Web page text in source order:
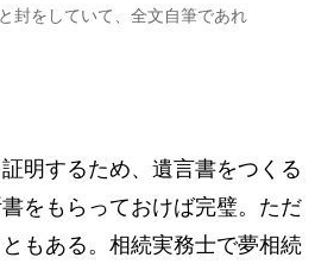
封をしていて、全文自筆であれ
明するため、遺言書をつくる
をもらっておけば完璧。ただ
もある。相続実務士で夢相続